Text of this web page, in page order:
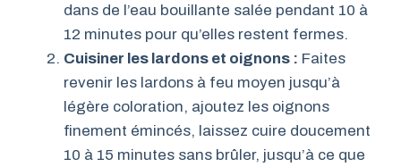
dans de l’eau bouillante salée pendant 10 à
12 minutes pour qu’elles restent fermes.
Cuisiner les lardons et oignons : Faites
revenir les lardons à feu moyen jusqu’à
légère coloration, ajoutez les oignons
finement émincés, laissez cuire doucement
10 à 15 minutes sans brûler, jusqu’à ce que